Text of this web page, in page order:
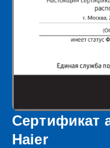
Сертификат
Haier